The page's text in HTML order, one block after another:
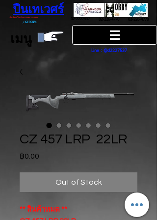
ปืนเทเวศร์
ปืนฮ๊อบบี้ กันส์ HOBBY GUNS
/GUN SPA
02-226-4770
เมนู
Line : @d2227537
CZ 457 LRP 22LR
฿0.00
Out of Stock
** สินค้าหมด **